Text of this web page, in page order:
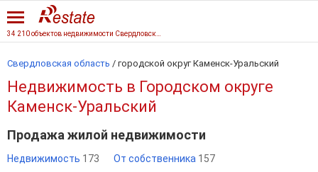
Свердловская область / городской округ Каменск-Уральский
Недвижимость в Городском округе
Каменск-Уральский
Продажа жилой недвижимости
Недвижимость 173 От собственника 157